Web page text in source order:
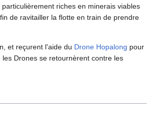
particulièrement riches en minerais viables
de ravitailler la flotte en train de prendre
et reçurent l'aide du Drone Hopalong pour
Drones se retournèrent contre les